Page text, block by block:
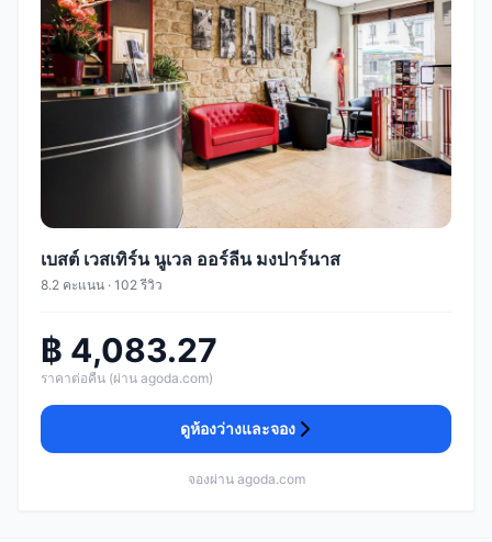
เบสต์ เวสเทิร์น นูเวล ออร์ลีน มงปาร์นาส
8.2 คะแนน · 102 รีวิว
฿ 4,083.27
ราคาต่อคืน (ผ่าน agoda.com)
ดูห้องว่างและจอง
จองผ่าน agoda.com